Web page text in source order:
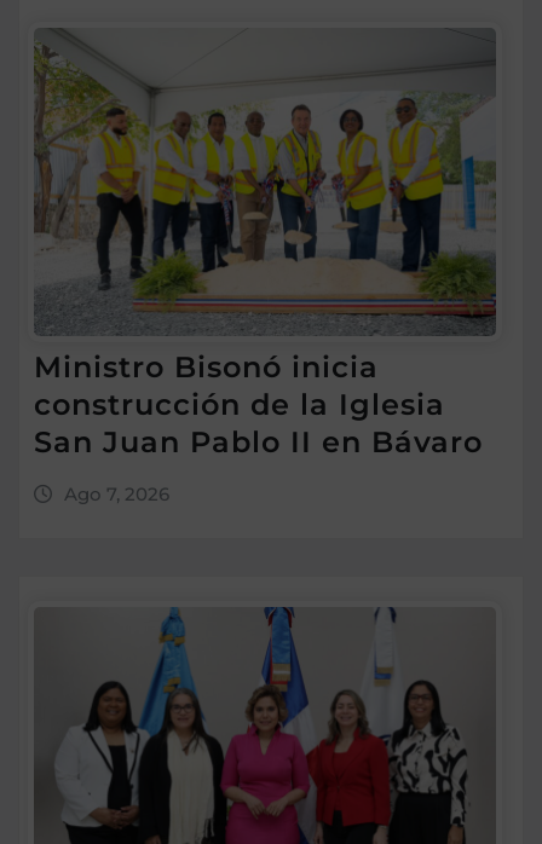
Ministro Bisonó inicia
construcción de la Iglesia
San Juan Pablo II en Bávaro
Ago 7, 2026